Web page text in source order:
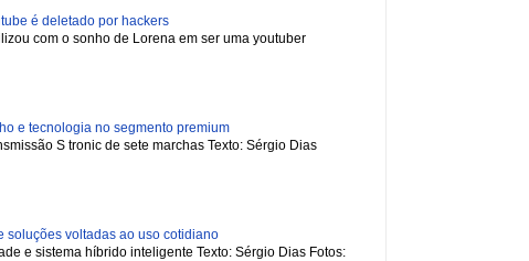
é deletado por hackers
com o sonho de Lorena em ser uma youtuber
e tecnologia no segmento premium
S tronic de sete marchas Texto: Sérgio Dias
soluções voltadas ao uso cotidiano
e sistema híbrido inteligente Texto: Sérgio Dias Fotos: